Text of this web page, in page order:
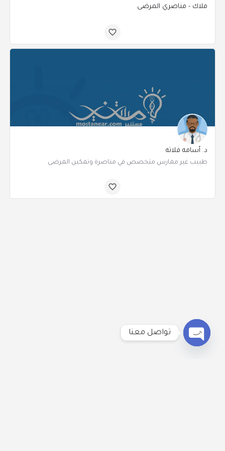
ملاك - مناصري المرضى
د. أسامه فلاته
طبيب غير ممارس متخصص في مناصرة وتمكين المرضى
تواصل معنا